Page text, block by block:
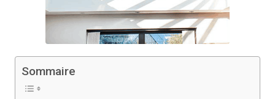
Sommaire